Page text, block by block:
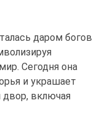
даром богов
Сегодня она
и украшает
двор, включая